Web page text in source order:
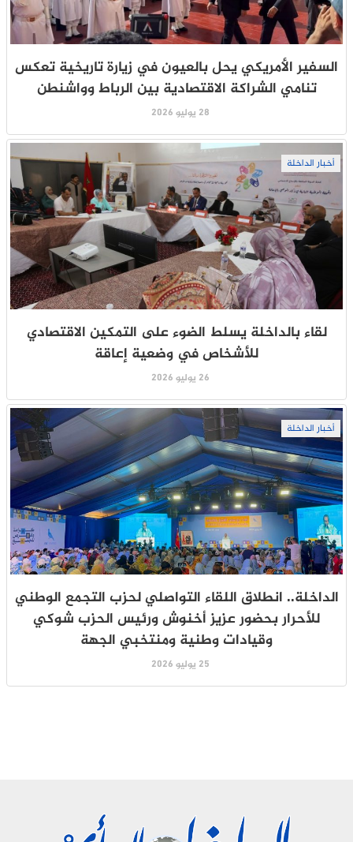
السفير الأمريكي يحل بالعيون في زيارة تاريخية تعكس
تنامي الشراكة الاقتصادية بين الرباط وواشنطن
28 يوليو 2026
أخبار الداخلة
لقاء بالداخلة يسلط الضوء على التمكين الاقتصادي
للأشخاص في وضعية إعاقة
26 يوليو 2026
أخبار الداخلة
الداخلة.. انطلاق اللقاء التواصلي لحزب التجمع الوطني
للأحرار بحضور عزيز أخنوش ورئيس الحزب شوكي
وقيادات وطنية ومنتخبي الجهة
25 يوليو 2026